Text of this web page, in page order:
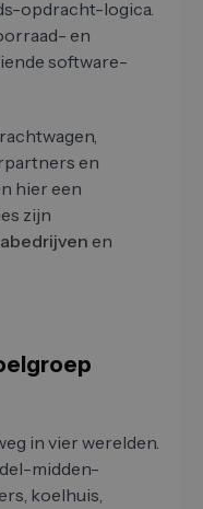
opdracht-logica.
en
software-
en
hier een
zijn
en
in vier werelden.
midden-
koelhuis,